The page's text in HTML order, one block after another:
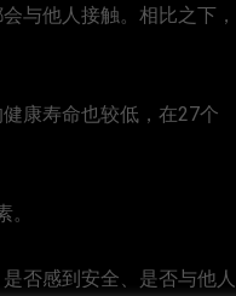
与他人接触。相比之下，
康寿命也较低，在27个
否感到安全、是否与他人